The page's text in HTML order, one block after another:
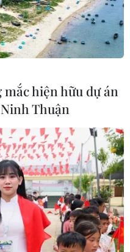
“ngôn
An
thông
học-
mới của
hiện hữu dự án
Thuận